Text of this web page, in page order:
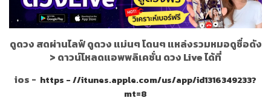
ดูดวง สดผ่านไลฟ์ ดูดวง แม่นๆ โดนๆ แหล่งรวมหมอดูชื่อดัง
> ดาวน์โหลดแอพพลิเคชั่น ดวง Live ได้ที่
ios - https - //itunes.apple.com/us/app/id1316349233?
mt=8